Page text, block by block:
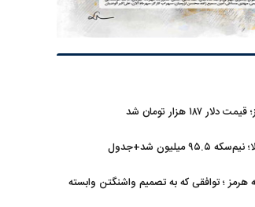
هزار تومان شد
شد+جدول
هرمز ؛ توافقی که به تصمیم واشنگتن وابسته